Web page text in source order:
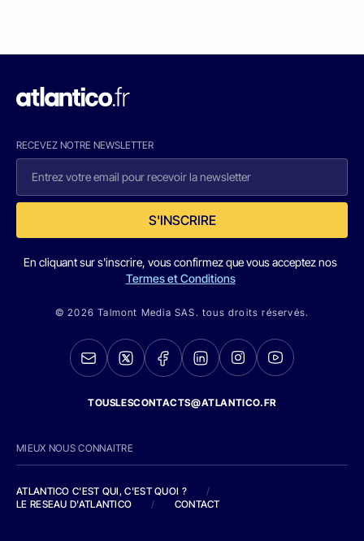
RECEVEZ NOTRE NEWSLETTER
S'INSCRIRE
En cliquant sur s'inscrire, vous confirmez que vous acceptez nos
Termes et Conditions
© 2026 Talmont Media SAS. tous droits réservés.
TOUSLESCONTACTS@ATLANTICO.FR
MIEUX NOUS CONNAITRE
ATLANTICO C'EST QUI, C'EST QUOI ?
/
LE RESEAU D'ATLANTICO
/ CONTACT